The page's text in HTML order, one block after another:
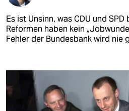
Es ist Unsinn, was CDU und
Reformen haben kein
Fehler der Bundesbank wird nie